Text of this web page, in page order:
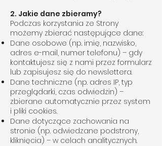
2. Jakie dane zbieramy?
Podczas korzystania ze Strony
możemy zbierać następujące dane:
Dane osobowe (np. imię, nazwisko,
adres e-mail, numer telefonu) – gdy
kontaktujesz się z nami przez formularz
lub zapisujesz się do newslettera.
Dane techniczne (np. adres IP, typ
przeglądarki, czas odwiedzin) –
zbierane automatycznie przez system
i pliki cookies.
Dane dotyczące zachowania na
stronie (np. odwiedzane podstrony,
kliknięcia) – w celach analitycznych.